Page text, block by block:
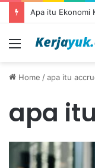
Apa itu Ekonomi
Menu
Home /apa itu
apa